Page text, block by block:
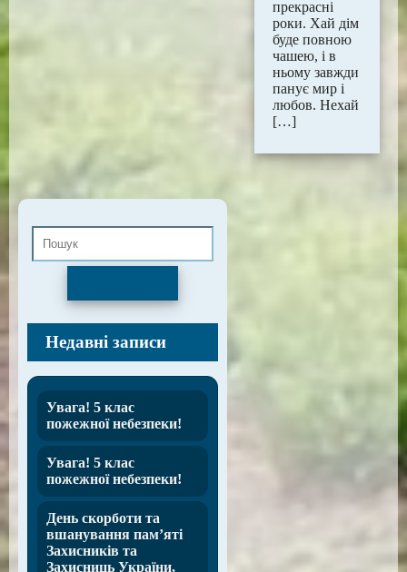
прекрасні
роки. Хай дім
буде повною
чашею, і в
ньому завжди
панує мир і
любов. Нехай
[…]
Недавні записи
Увага! 5 клас
пожежної небезпеки!
Увага! 5 клас
пожежної небезпеки!
День скорботи та
вшанування пам’яті
Захисників та
Захисниць України,